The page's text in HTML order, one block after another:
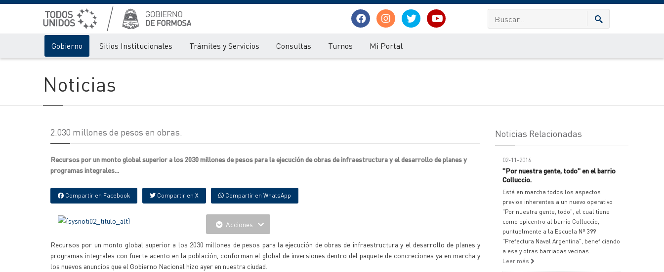
Gobierno Sitios Institucionales Trámites y Servicios Consultas Turnos Mi Portal
Noticias
2.030 millones de pesos en obras.
Recursos por un monto global superior a los 2030 millones de pesos para la ejecución de obras de infraestructura y el desarrollo de planes y
programas integrales...
Compartir en Facebook Compartir en X Compartir en WhatsApp
Acciones
Recursos por un monto global superior a los 2030 millones de pesos para la ejecución de obras de infraestructura y el desarrollo de planes y
programas integrales con fuerte acento en la población, conforman el global de inversiones dentro del paquete de concreciones ya en marcha y
los nuevos anuncios que el Gobierno Nacional hizo ayer en nuestra ciudad.
Noticias Relacionadas
02-11-2016
"Por nuestra gente, todo" en el barrio
Colluccio.
Está en marcha todos los aspectos
previos inherentes a un nuevo operativo
"Por nuestra gente, todo", el cual tiene
como epicentro al barrio Colluccio,
puntualmente a la Escuela Nº 399
"Prefectura Naval Argentina", beneficiando
a esa y otras barriadas vecinas.
Leer más